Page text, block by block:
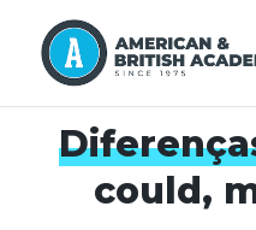
could,